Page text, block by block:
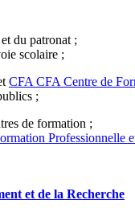
du patronat ;
scolaire ;
CFA CFA Centre de
;
de formation ;
Professionnelle
et de la Recherche